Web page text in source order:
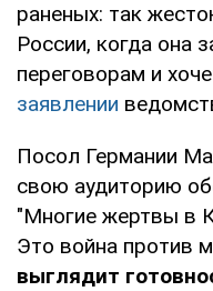
раненых: так
России, когда она
переговорам и
заявлении
Посол Германии
свою аудиторию
"Многие жертвы в
Это война против
выглядит